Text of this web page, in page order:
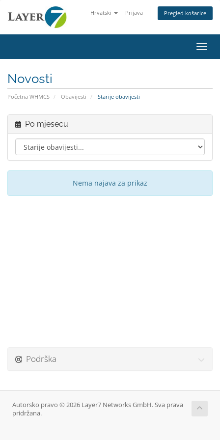
Hrvatski Prijava Pregled košarice
Novosti
Početna WHMCS Obavijesti Starije obavijesti
Po mjesecu
Nema najava za prikaz
Podrška
Autorsko pravo © 2026 Layer7 Networks GmbH. Sva prava
pridržana.